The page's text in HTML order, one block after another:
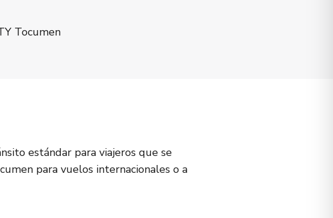
Tocumen
estándar para viajeros que se
para vuelos internacionales o a